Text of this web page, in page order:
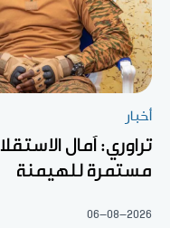
أخبار
تراوري: آمال
مستمرة للهيمنة
06-08-2026